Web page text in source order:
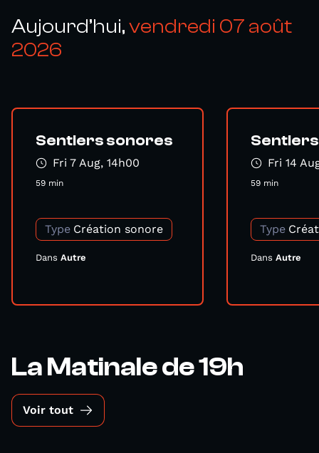
Aujourd’hui,vendredi 07 août
2026
Sentiers sonores
Fri 7 Aug, 14h00
59 min
Type Création sonore
Dans Autre
Fri 14
59 min
Type
DansAutre
La Matinale de 19h
Voir tout